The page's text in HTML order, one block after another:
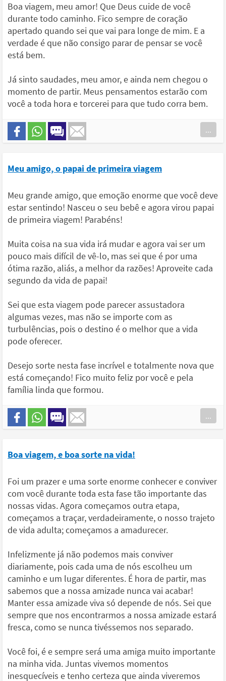
Boa viagem, meu amor! Que Deus cuide de você
durante todo caminho. Fico sempre de coração
apertado quando sei que vai para longe de mim. E a
verdade é que não consigo parar de pensar se você
está bem.
Já sinto saudades, meu amor, e ainda nem chegou o
momento de partir. Meus pensamentos estarão com
você a toda hora e torcerei para que tudo corra bem.
...
Meu amigo, o papai de primeira viagem
Meu grande amigo, que emoção enorme que você deve
estar sentindo! Nasceu o seu bebê e agora virou papai
de primeira viagem! Parabéns!
Muita coisa na sua vida irá mudar e agora vai ser um
pouco mais difícil de vê-lo, mas sei que é por uma
ótima razão, aliás, a melhor da razões! Aproveite cada
segundo da vida de papai!
Sei que esta viagem pode parecer assustadora
algumas vezes, mas não se importe com as
turbulências, pois o destino é o melhor que a vida
pode oferecer.
Desejo sorte nesta fase incrível e totalmente nova que
está começando! Fico muito feliz por você e pela
família linda que formou.
...
Boa viagem, e boa sorte na vida!
Foi um prazer e uma sorte enorme conhecer e conviver
com você durante toda esta fase tão importante das
nossas vidas. Agora começamos outra etapa,
começamos a traçar, verdadeiramente, o nosso trajeto
de vida adulta; começamos a amadurecer.
Infelizmente já não podemos mais conviver
diariamente, pois cada uma de nós escolheu um
caminho e um lugar diferentes. É hora de partir, mas
sabemos que a nossa amizade nunca vai acabar!
Manter essa amizade viva só depende de nós. Sei que
sempre que nos encontrarmos a nossa amizade estará
fresca, como se nunca tivéssemos nos separado.
Você foi, é e sempre será uma amiga muito importante
na minha vida. Juntas vivemos momentos
inesquecíveis e tenho certeza que ainda viveremos